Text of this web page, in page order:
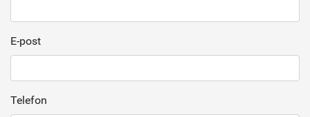
E-post
Telefon